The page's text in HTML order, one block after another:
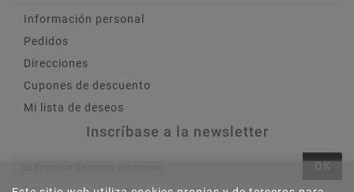
Información personal
Pedidos
Direcciones
Cupones de descuento
Mi lista de deseos
Inscríbase a la newsletter
OK